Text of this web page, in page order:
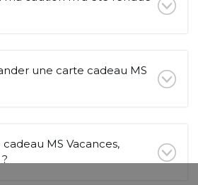
une carte cadeau MS
MS Vacances,